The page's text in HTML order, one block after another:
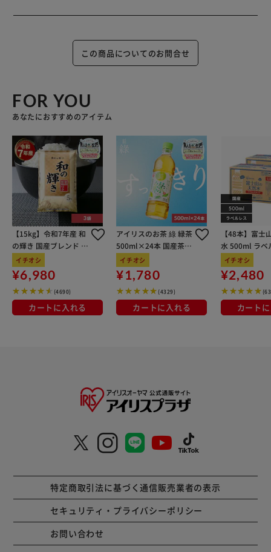
この商品についてのお問合せ
FOR YOU
あなたにおすすめのアイテム
【15kg】令和7年産 和
の輝き 国産ブレンド 5
kg×3袋
イチオシ
¥6,980
(4690)
カートに入れる
アイリスのお茶 綠 緑茶
500ml×24本 国産茶葉
100％使用
イチオシ
¥1,780
(4329)
カートに入れる
【48本】富士
水 500ml ラベ
イチオシ
¥2,480
カート
特定商取引法に基づく通信販売業者の表示
セキュリティ・プライバシーポリシー
お問い合わせ